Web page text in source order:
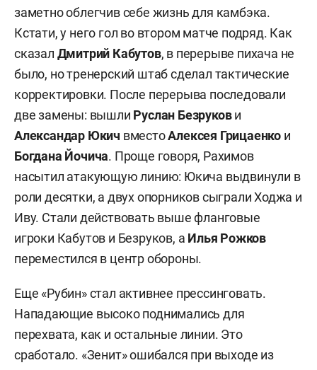
заметно облегчив себе жизнь для камбэка.
Кстати, у него гол во втором матче подряд. Как
сказал Дмитрий Кабутов, в перерыве пихача не
было, но тренерский штаб сделал тактические
корректировки. После перерыва последовали
две замены: вышли Руслан Безрукови
Александар Юкич вместоАлексея Грицаенко и
Богдана Йочича. Проще говоря, Рахимов
насытил атакующую линию: Юкича выдвинули в
роли десятки, а двух опорников сыграли Ходжа и
Иву. Стали действовать выше фланговые
игроки Кабутов и Безруков, а Илья Рожков
переместился в центр обороны.
Еще «Рубин» стал активнее прессинговать.
Нападающие высоко поднимались для
перехвата, как и остальные линии. Это
сработало. «Зенит» ошибался при выходе из